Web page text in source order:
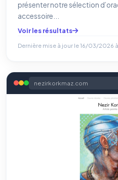
présenter notre sélection
accessoire...
Voir les résultats
Dernière mise à jour le16/03/2026 à
nezirkorkmaz.com
⚙️
Cookies essentiels
Nécessaires au fonctionnement
mémorisation de vos choix de
peuvent pas être désactivés.
Cookies analytiques